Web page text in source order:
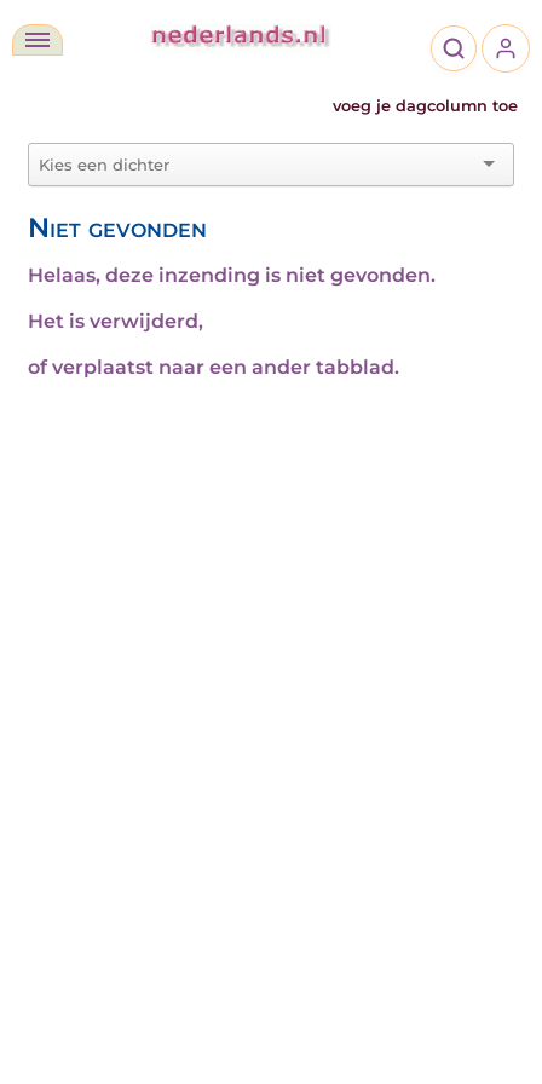
voeg je dagcolumn toe
Niet gevonden
Helaas, deze inzending is niet gevonden.
Het is verwijderd,
of verplaatst naar een ander tabblad.